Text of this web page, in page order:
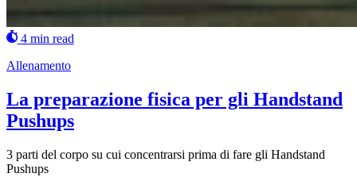
4 min read
Allenamento
La preparazione fisica per gli Handstand
Pushups
3 parti del corpo su cui concentrarsi prima di fare gli Handstand
Pushups